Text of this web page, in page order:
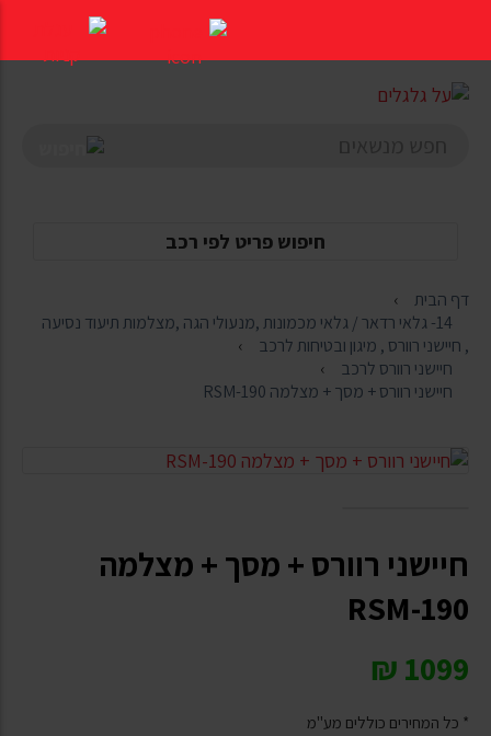
העמוד
חיפוש פריט לפי רכב
דף הבית
14- גלאי רדאר / גלאי מכמונות ,מנעולי הגה ,מצלמות תיעוד נסיעה
, חיישני רוורס , מיגון ובטיחות לרכב
חיישני רוורס לרכב
חיישני רוורס + מסך + מצלמה RSM-190
חיישני רוורס + מסך + מצלמה
RSM-190
1099
₪
* כל המחירים כוללים מע"מ